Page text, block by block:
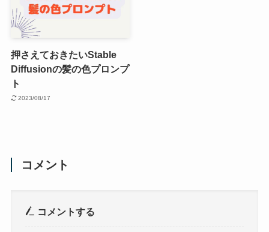
押さえておきたいStable
Diffusionの髪の色プロンプ
ト
2023/08/17
コメント
コメントする